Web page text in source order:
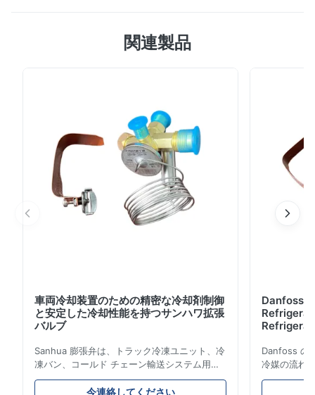
動霜取り制御用の霜取りソレノイド バルブ。氷の付着を
関連製品
車両冷却装置のための精密な冷却剤制御
と安定した冷却性能を持つサンハワ拡張
バルブ
Sanhua 膨張弁は、トラック冷凍ユニット、冷
凍バン、コールド チェーン輸送システム用に
設計された高性能冷凍制御コンポーネントで
す。蒸発器への冷媒の流れを正確に制御し、安
今連絡してください
Danfoss
Danfoss の
冷媒の流れ
とエネルギ